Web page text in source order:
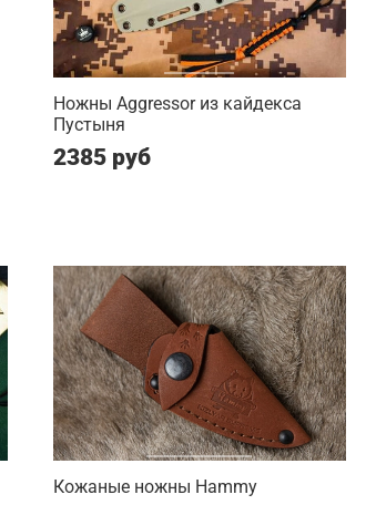
Ножны Aggressor из кайдекса
Пустыня
2385 руб
Кожаные ножны Hammy